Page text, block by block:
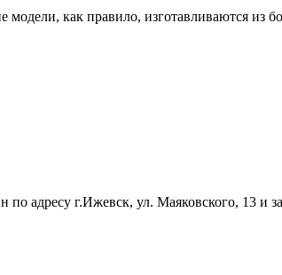
как правило, изготавливаются из
адресу г.Ижевск, ул. Маяковского, 13 и